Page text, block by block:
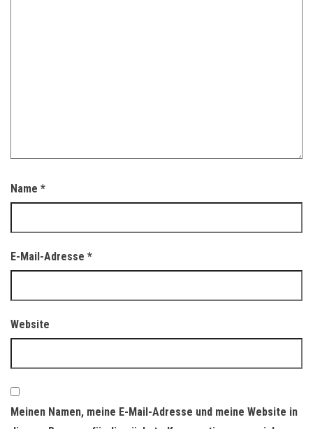
Name *
E-Mail-Adresse *
Website
Meinen Namen, meine E-Mail-Adresse und meine Website in